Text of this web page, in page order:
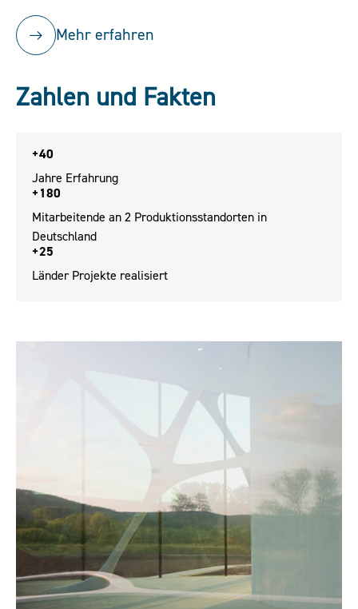
Mehr erfahren
Zahlen und Fakten
+40
Jahre Erfahrung
+180
Mitarbeitende an 2 Produktionsstandorten in
Deutschland
+25
Länder Projekte realisiert